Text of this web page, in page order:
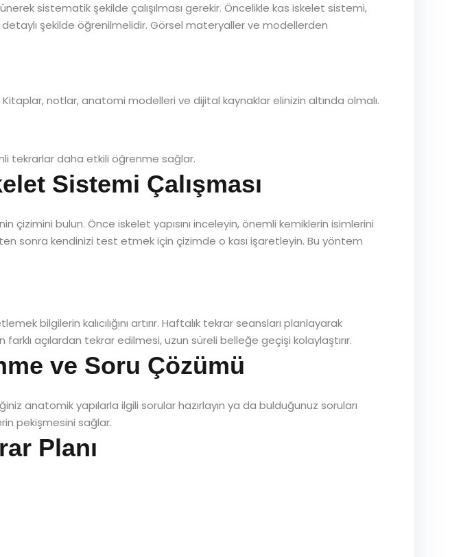
sistematik şekilde çalışılması gerekir. Öncelikle kas iskelet sistemi,
şekilde öğrenilmelidir. Görsel materyaller ve modellerden
notlar, anatomi modelleri ve dijital kaynaklar elinizin altında olmalı.
tekrarlar daha etkili öğrenme sağlar.
Sistemi Çalışması
bulun. Önce iskelet yapısını inceleyin, önemli kemiklerin isimlerini
sonra kendinizi test etmek için çizimde o kası işaretleyin. Bu yöntem
bilgilerin kalıcılığını artırır. Haftalık tekrar seansları planlayarak
açılardan tekrar edilmesi, uzun süreli belleğe geçişi kolaylaştırır.
ve Soru Çözümü
anatomik yapılarla ilgili sorular hazırlayın ya da bulduğunuz soruları
pekişmesini sağlar.
Planı